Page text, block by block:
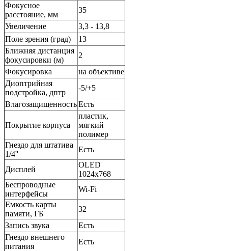
Фокусное
расстояние, мм
35
Увеличение
3,3 - 13,8
Поле зрения (град)
13
Ближняя дистанция
фокусировки (м)
2
Фокусировка
на объективе
Диоптрийная
подстройка, дптр
-5/+5
ВлагозащищенностьЕсть
Покрытие корпуса
пластик,
мягкий
полимер
Гнездо для штатива
1/4''
Есть
Дисплей
OLED
1024х768
Беспроводные
интерфейсы
Wi-Fi
Емкость карты
памяти, ГБ
32
Запись звука
Есть
Гнездо внешнего
питания
Есть